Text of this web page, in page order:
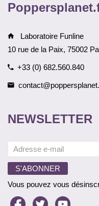
Laboratoire Funline
10 rue de la Paix, 75002
+33 (0) 682.560.840
NEWSLETTER
Vous pouvez vous